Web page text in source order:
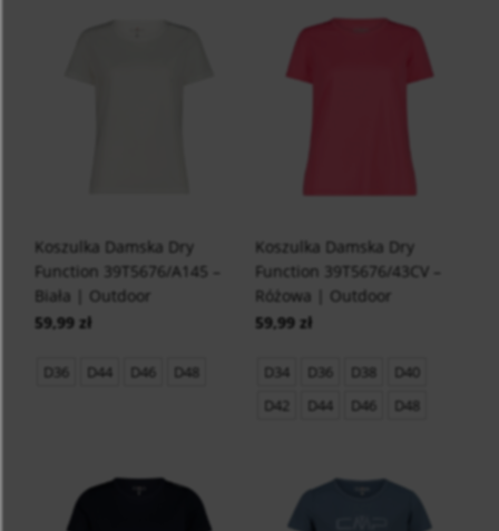
Koszulka Damska Dry
Function 39T5676/A145 –
Biała | Outdoor
59,99 zł
D36 D44 D46 D48
Koszulka Damska Dry
Function 39T5676/43CV –
Różowa | Outdoor
59,99 zł
D34 D36 D38
D40
D42
D44 D46 D48